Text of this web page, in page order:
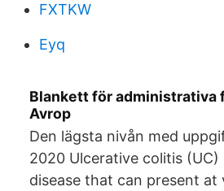
FXTKW
Eyq
Blankett för administrativa
Avrop
Den lägsta nivån med
2020 Ulcerative colitis (UC)
disease that can present at